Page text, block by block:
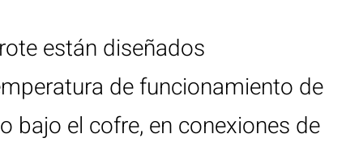
están diseñados
de funcionamiento de
bajo el cofre, en conexiones de